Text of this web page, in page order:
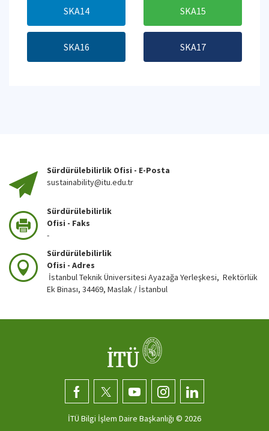
SKA14 SKA15
SKA16 SKA17
Sürdürülebilirlik Ofisi - E-Posta
sustainability@itu.edu.tr
Sürdürülebilirlik
Ofisi - Faks
-
Sürdürülebilirlik
Ofisi - Adres
İstanbul Teknik Üniversitesi Ayazağa Yerleşkesi, Rektörlük
Ek Binası, 34469, Maslak / İstanbul
İTÜ Bilgi İşlem Daire Başkanlığı © 2026